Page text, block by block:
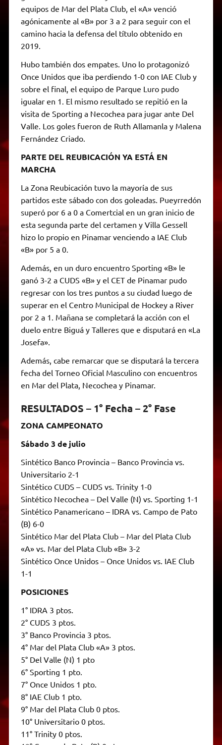
equipos de Mar del Plata Club, el «A» venció
agónicamente al «B» por 3 a 2 para seguir con el
camino hacia la defensa del título obtenido en
2019.
Hubo también dos empates. Uno lo protagonizó
Once Unidos que iba perdiendo 1-0 con IAE Club y
sobre el final, el equipo de Parque Luro pudo
igualar en 1. El mismo resultado se repitió en la
visita de Sporting a Necochea para jugar ante Del
Valle. Los goles fueron de Ruth Allamanla y Malena
Fernández Criado.
PARTE DEL REUBICACIÓN YA ESTÁ EN
MARCHA
La Zona Reubicación tuvo la mayoría de sus
partidos este sábado con dos goleadas. Pueyrredón
superó por 6 a 0 a Comertcial en un gran inicio de
esta segunda parte del certamen y Villa Gessell
hizo lo propio en Pinamar venciendo a IAE Club
«B» por 5 a 0.
Además, en un duro encuentro Sporting «B» le
ganó 3-2 a CUDS «B» y el CET de Pinamar pudo
regresar con los tres puntos a su ciudad luego de
superar en el Centro Municipal de Hockey a River
por 2 a 1. Mañana se completará la acción con el
duelo entre Biguá y Talleres que e disputará en «La
Josefa».
Además, cabe remarcar que se disputará la tercera
fecha del Torneo Oficial Masculino con encuentros
en Mar del Plata, Necochea y Pinamar.
RESULTADOS – 1° Fecha – 2° Fase
ZONA CAMPEONATO
Sábado 3 de julio
Sintético Banco Provincia – Banco Provincia vs.
Universitario 2-1
Sintético CUDS – CUDS vs. Trinity 1-0
Sintético Necochea – Del Valle (N) vs. Sporting 1-1
Sintético Panamericano – IDRA vs. Campo de Pato
(B) 6-0
Sintético Mar del Plata Club – Mar del Plata Club
«A» vs. Mar del Plata Club «B» 3-2
Sintético Once Unidos – Once Unidos vs. IAE Club
1-1
POSICIONES
1° IDRA 3 ptos.
2° CUDS 3 ptos.
3° Banco Provincia 3 ptos.
4° Mar del Plata Club «A» 3 ptos.
5° Del Valle (N) 1 pto
6° Sporting 1 pto.
7° Once Unidos 1 pto.
8° IAE Club 1 pto.
9° Mar del Plata Club 0 ptos.
10° Universitario 0 ptos.
11° Trinity 0 ptos.